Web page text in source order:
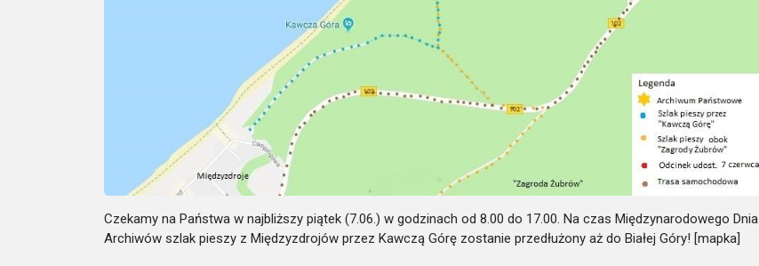
Czekamy na Państwa w najbliższy piątek (7.06.) w godzinach od 8.00 do 17.00. Na czas Międzynarodowego Dnia
Archiwów szlak pieszy z Międzyzdrojów przez Kawczą Górę zostanie przedłużony aż do Białej Góry! [mapka]